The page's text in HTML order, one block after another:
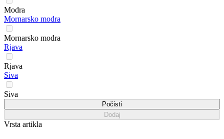
Modra
Mornarsko modra
Mornarsko modra
Rjava
Rjava
Siva
Siva
Počisti
Dodaj
Vrsta artikla